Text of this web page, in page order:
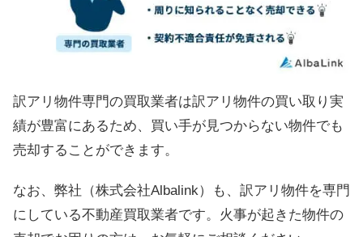
訳アリ物件専門の買取業者は訳アリ物件の買い取り実
績が豊富にあるため、買い手が見つからない物件でも
売却することができます。
なお、弊社（株式会社Albalink）も、訳アリ物件を専門
にしている不動産買取業者です。火事が起きた物件の